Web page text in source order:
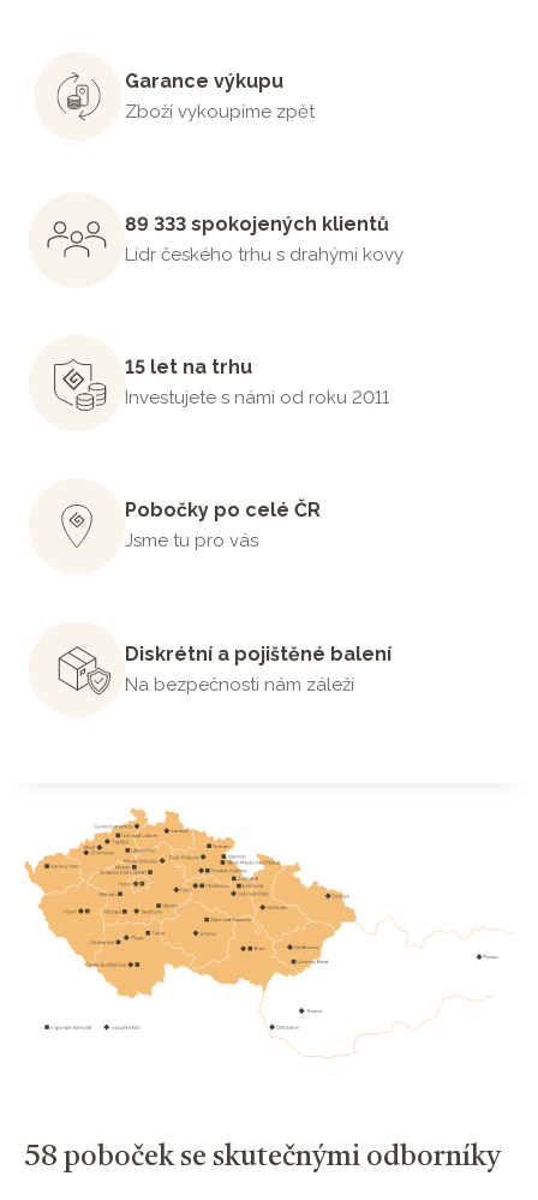
Garance výkupu
Zboží vykoupíme zpět
89 333 spokojených klientů
Lídr českého trhu s drahými kovy
15 let na trhu
Investujete s námi od roku 2011
Pobočky po celé ČR
Jsme tu pro vás
Diskrétní a pojištěné balení
Na bezpečnosti nám záleží
58 poboček se skutečnými odborníky